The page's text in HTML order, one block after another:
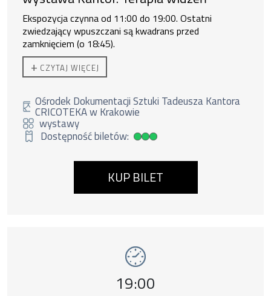
Ekspozycja czynna od 11:00 do 19:00. Ostatni
zwiedzający wpuszczani są kwadrans przed
zamknięciem (o 18:45).
Do zakupu biletu rodzinnego uprawnione są
dorosłe + 3 dzieci lub 1 os. dorosła + 4 dzieci.
+ CZYTAJ WIĘCEJ
Ośrodek Dokumentacji Sztuki Tadeusza Kantora
CRICOTEKA w Krakowie
wystawy
Dostępność biletów:
Duża dostępność biletów
KUP BILET
Godzina wydarzenia,
19:00